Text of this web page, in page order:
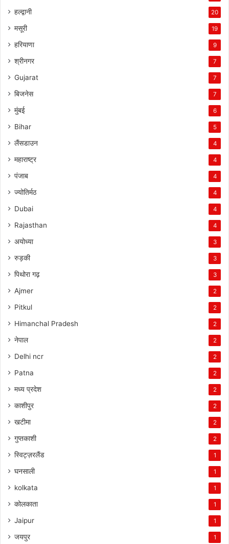
हल्द्वानी 20
मसूरी 19
हरियाणा 9
श्रीनगर 7
Gujarat 7
बिजनेस 7
मुंबई 6
Bihar 5
लैंसडाउन 4
महाराष्ट्र 4
पंजाब 4
ज्योतिर्मठ 4
Dubai 4
Rajasthan 4
अयोध्या 3
रुड़की 3
पिथोरा गढ़ 3
Ajmer 2
Pitkul 2
Himanchal Pradesh 2
नेपाल 2
Delhi ncr 2
Patna 2
मध्य प्रदेश 2
काशीपुर 2
खटीमा 2
गुप्तकाशी 2
स्विट्ज़रलैंड 1
घनसाली 1
kolkata 1
कोलकाता 1
Jaipur 1
जयपुर 1